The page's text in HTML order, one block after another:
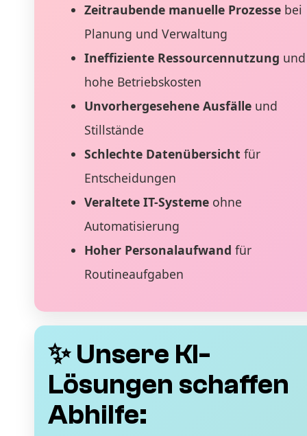
Zeitraubende manuelle Prozessebei
Planung und Verwaltung
Ineffiziente Ressourcennutzung und
hohe Betriebskosten
Unvorhergesehene Ausfälleund
Stillstände
Schlechte Datenübersicht für
Entscheidungen
Veraltete IT-Systemeohne
Automatisierung
Hoher Personalaufwand für
Routineaufgaben
✨ Unsere KI-
Lösungen schaffen
Abhilfe: